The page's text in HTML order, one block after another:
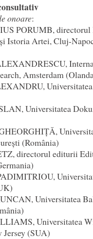
onoare:
PORUMB,
Istoria Artei, Cluj-
Amsterdam
Universitatea
(România)
directorul editurii
Universitatea
Universitatea
Jersey (SUA)